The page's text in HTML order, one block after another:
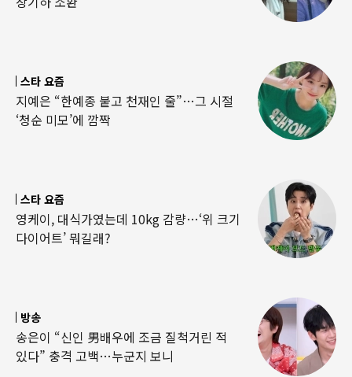
스타 요즘
지예은 “한예종 붙고 천재인 줄”…그 시절
‘청순 미모’에 깜짝
스타 요즘
영케이, 대식가였는데 10kg 감량…‘위 크기
다이어트’ 뭐길래?
방송
송은이 “신인 男배우에 조금 질척거린 적
있다” 충격 고백…누군지 보니